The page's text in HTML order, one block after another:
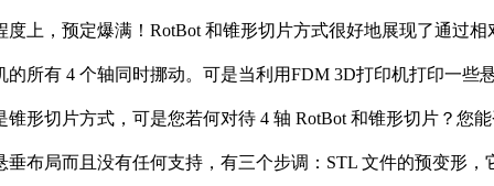
上，预定爆满！RotBot 和锥形切片方式很好地展现了通过
所有 4 个轴同时挪动。可是当利用FDM 3D打印机打印一些
形切片方式，可是您若何对待 4 轴 RotBot 和锥形切片？您
布局而且没有任何支持，有三个步调：STL 文件的预变形